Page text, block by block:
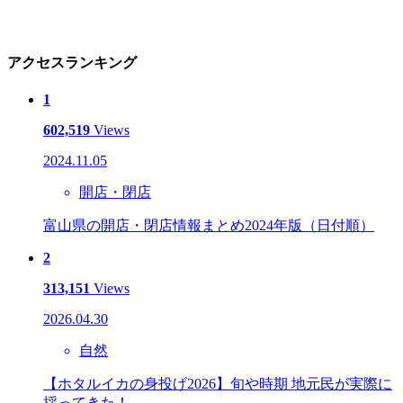
アクセスランキング
1
602,519 Views
2024.11.05
開店・閉店
富山県の開店・閉店情報まとめ2024年版（日付順）
2
313,151 Views
2026.04.30
自然
【ホタルイカの身投げ2026】旬や時期 地元民が実際に